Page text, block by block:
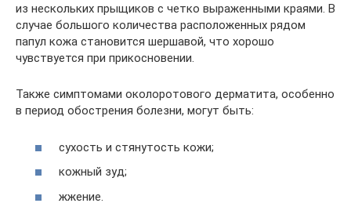
из нескольких прыщиков с четко выраженными краями. В
случае большого количества расположенных рядом
папул кожа становится шершавой, что хорошо
чувствуется при прикосновении.
Также симптомами околоротового дерматита, особенно
в период обострения болезни, могут быть:
сухость и стянутость кожи;
кожный зуд;
жжение.